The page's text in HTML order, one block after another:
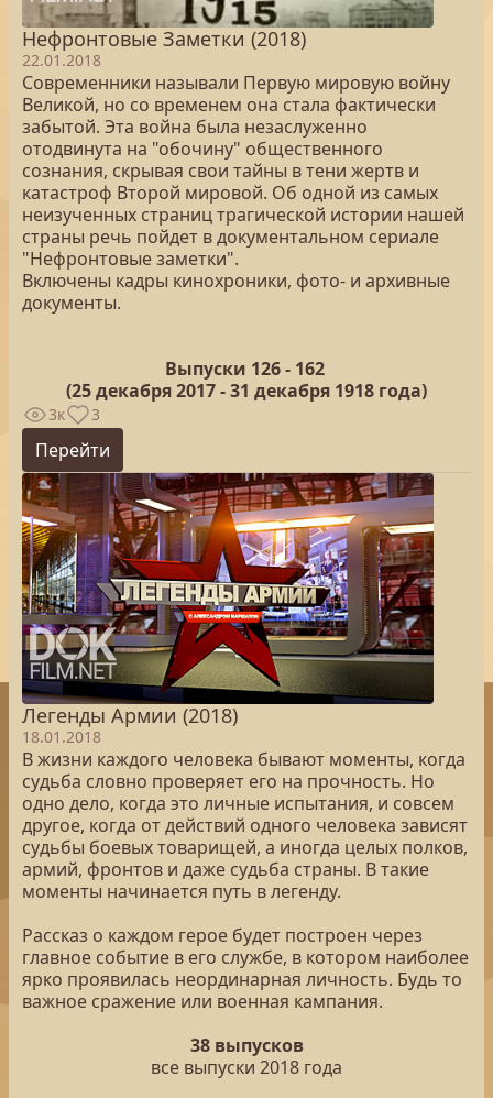
Нефронтовые Заметки (2018)
22.01.2018
Современники называли Первую мировую войну
Великой, но со временем она стала фактически
забытой. Эта война была незаслуженно
отодвинута на "обочину" общественного
сознания, скрывая свои тайны в тени жертв и
катастроф Второй мировой. Об одной из самых
неизученных страниц трагической истории нашей
страны речь пойдет в документальном сериале
"Нефронтовые заметки".
Включены кадры кинохроники, фото- и архивные
документы.
Выпуски 126 - 162
(25декабря 2017 - 31 декабря 1918 года)
3к 3
Перейти
Легенды Армии (2018)
18.01.2018
В жизни каждого человека бывают моменты, когда
судьба словно проверяет его на прочность. Но
одно дело, когда это личные испытания, и совсем
другое, когда от действий одного человека зависят
судьбы боевых товарищей, а иногда целых полков,
армий, фронтов и даже судьба страны. В такие
моменты начинается путь в легенду.
Рассказ о каждом герое будет построен через
главное событие в его службе, в котором наиболее
ярко проявилась неординарная личность. Будь то
важное сражение или военная кампания.
38 выпусков
все выпуски 2018 года